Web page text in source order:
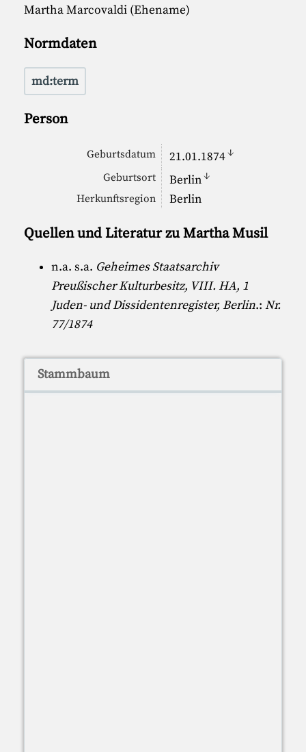
Martha Marcovaldi (Ehename)
Normdaten
md:term
Person
Geburtsdatum 21.01.1874↓
Geburtsort Berlin↓
Herkunftsregion Berlin
Quellen und Literatur zu Martha Musil
n.a. s.a. Geheimes Staatsarchiv
Preußischer Kulturbesitz, VIII. HA, 1
Juden- und Dissidentenregister, Berlin.:Nr.
77/1874
Stammbaum